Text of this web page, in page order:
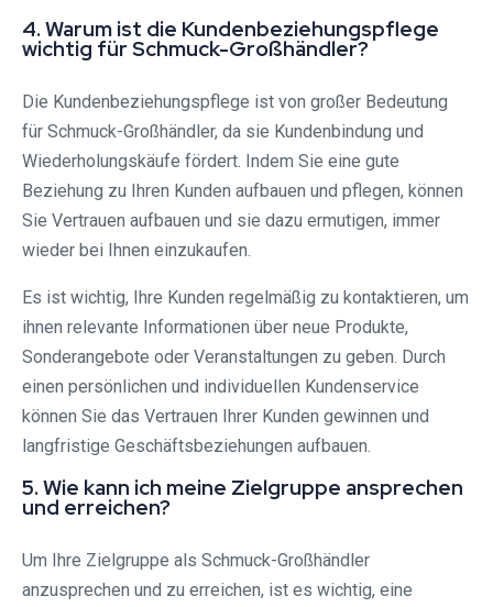
4. Warum ist die Kundenbeziehungspflege
wichtig für Schmuck-Großhändler?
Die Kundenbeziehungspflege ist von großer Bedeutung
für Schmuck-Großhändler, da sie Kundenbindung und
Wiederholungskäufe fördert. Indem Sie eine gute
Beziehung zu Ihren Kunden aufbauen und pflegen, können
Sie Vertrauen aufbauen und sie dazu ermutigen, immer
wieder bei Ihnen einzukaufen.
Es ist wichtig, Ihre Kunden regelmäßig zu kontaktieren, um
ihnen relevante Informationen über neue Produkte,
Sonderangebote oder Veranstaltungen zu geben. Durch
einen persönlichen und individuellen Kundenservice
können Sie das Vertrauen Ihrer Kunden gewinnen und
langfristige Geschäftsbeziehungen aufbauen.
5. Wie kann ich meine Zielgruppe ansprechen
und erreichen?
Um Ihre Zielgruppe als Schmuck-Großhändler
anzusprechen und zu erreichen, ist es wichtig, eine